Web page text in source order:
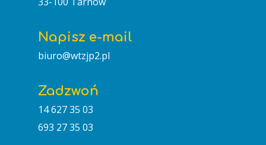
Napisz e-mail
biuro@wtzjp2.pl
Zadzwoń
14 627 35 03
693 27 35 03